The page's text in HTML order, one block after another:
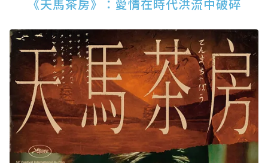
《天馬茶房》：愛情在時代洪流中破碎